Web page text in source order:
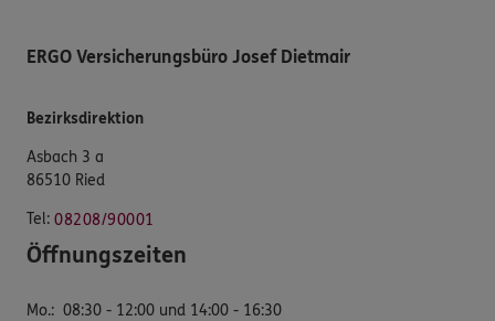
ERGO Versicherungsbüro Josef Dietmair
Bezirksdirektion
Asbach 3 a
86510 Ried
Tel: 08208/90001
Öffnungszeiten
Mo.: 08:30 - 12:00 und 14:00 - 16:30